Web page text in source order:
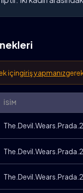
içingiriş yapmanız
İSIM